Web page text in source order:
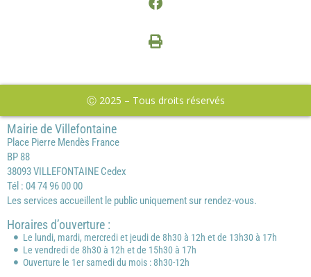
Ⓒ 2025 – Tous droits réservés
Mairie de Villefontaine
Place Pierre Mendès France
BP 88
38093 VILLEFONTAINE Cedex
Tél : 04 74 96 00 00
Les services accueillent le public uniquement sur rendez-vous.
Horaires d’ouverture :
Le lundi, mardi, mercredi et jeudi de 8h30 à 12h et de 13h30 à 17h
Le vendredi de 8h30 à 12h et de 15h30 à 17h
Ouverture le 1er samedi du mois : 8h30-12h